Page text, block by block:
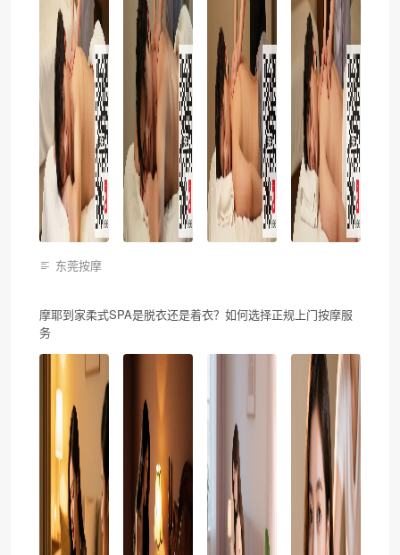
东莞按摩
摩耶到家柔式SPA是脱衣还是着衣？如何选择正规上门按摩服
务